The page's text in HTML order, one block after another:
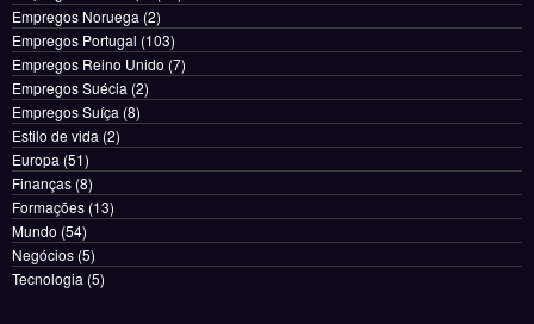
Empregos Noruega (2)
Empregos Portugal (103)
Empregos Reino Unido (7)
Empregos Suécia (2)
Empregos Suíça (8)
Estilo de vida (2)
Europa (51)
Finanças (8)
Formações (13)
Mundo (54)
Negócios (5)
Tecnologia (5)